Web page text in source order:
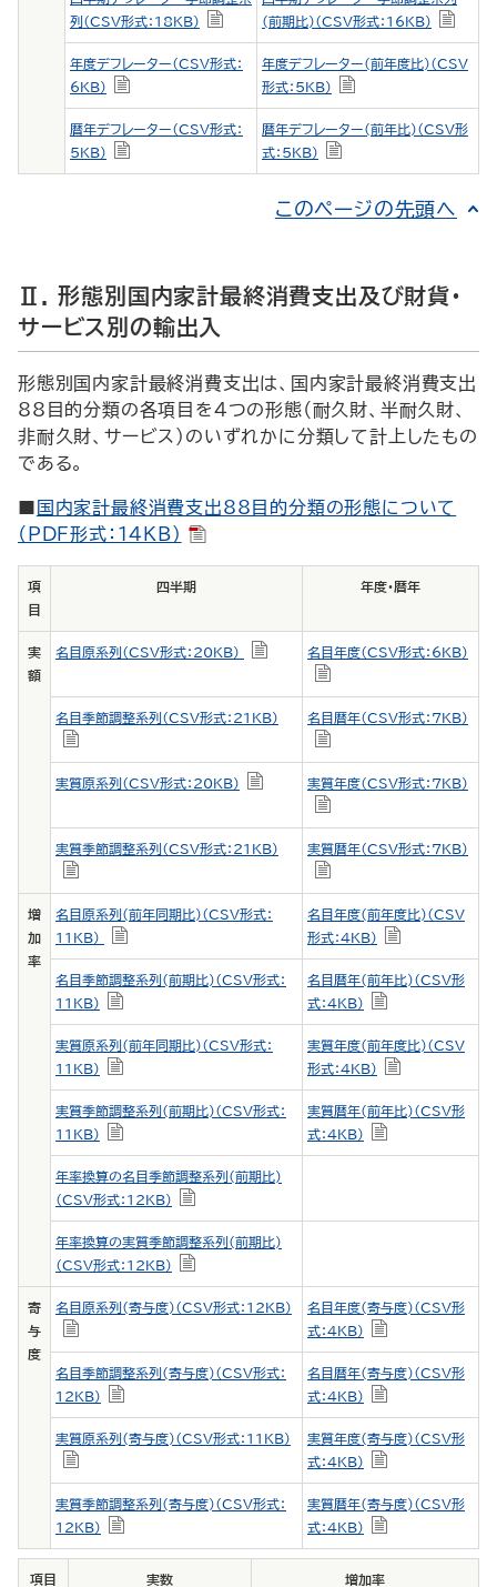
列（CSV形式：18KB）
(前期比)（CSV形式：16KB）
年度デフレーター（CSV形式：
6KB）
年度デフレーター(前年度比)（CSV
形式：5KB）
暦年デフレーター（CSV形式：
5KB）
暦年デフレーター(前年比)（CSV形
式：5KB）
このページの先頭へ
Ⅱ. 形態別国内家計最終消費支出及び財貨・
サービス別の輸出入
形態別国内家計最終消費支出は、国内家計最終消費支出
88目的分類の各項目を４つの形態（耐久財、半耐久財、
非耐久財、サービス）のいずれかに分類して計上したもの
である。
国内家計最終消費支出88目的分類の形態について
（PDF形式：14KB）
項
目
四半期 年度・暦年
実
額
名目原系列（CSV形式：20KB） 名目年度（CSV形式：6KB）
名目季節調整系列（CSV形式：21KB） 名目暦年（CSV形式：7KB）
実質原系列（CSV形式：20KB） 実質年度（CSV形式：7KB）
実質季節調整系列（CSV形式：21KB） 実質暦年（CSV形式：7KB）
増
加
率
名目原系列(前年同期比)（CSV形式：
11KB）
名目年度(前年度比)（CSV
形式：4KB）
名目季節調整系列(前期比)（CSV形式：
11KB）
名目暦年(前年比)（CSV形
式：4KB）
実質原系列(前年同期比)（CSV形式：
11KB）
実質年度(前年度比)（CSV
形式：4KB）
実質季節調整系列(前期比)（CSV形式：
11KB）
実質暦年(前年比)（CSV形
式：4KB）
年率換算の名目季節調整系列(前期比)
（CSV形式：12KB）
年率換算の実質季節調整系列(前期比)
（CSV形式：12KB）
寄
与
度
名目原系列(寄与度)（CSV形式：12KB）
名目年度(寄与度)（CSV形
式：4KB）
名目季節調整系列(寄与度)（CSV形式：
12KB）
名目暦年(寄与度)（CSV形
式：4KB）
実質原系列(寄与度)（CSV形式：11KB）
実質年度(寄与度)（CSV形
式：4KB）
実質季節調整系列(寄与度)（CSV形式：
12KB）
実質暦年(寄与度)（CSV形
式：4KB）
項目 実数 増加率